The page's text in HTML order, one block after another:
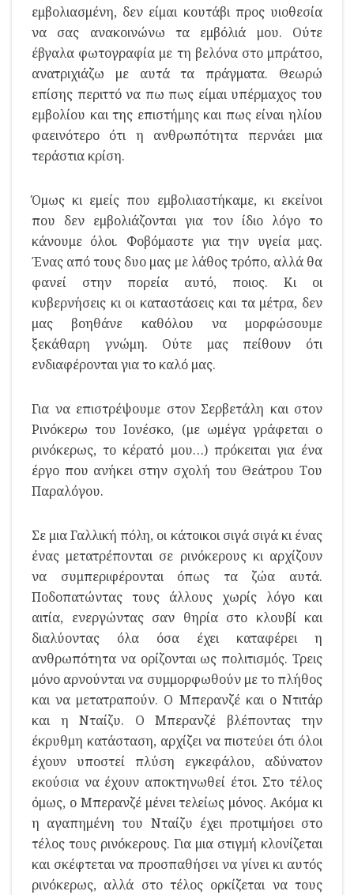
εμβολιασμένη, δεν είμαι κουτάβι προς υιοθεσία
να σας ανακοινώνω τα εμβόλιά μου. Ούτε
έβγαλα φωτογραφία με τη βελόνα στο μπράτσο,
ανατριχιάζω με αυτά τα πράγματα. Θεωρώ
επίσης περιττό να πω πως είμαι υπέρμαχος του
εμβολίου και της επιστήμης και πως είναι ηλίου
φαεινότερο ότι η ανθρωπότητα περνάει μια
τεράστια κρίση.
Όμως κι εμείς που εμβολιαστήκαμε, κι εκείνοι
που δεν εμβολιάζονται για τον ίδιο λόγο το
κάνουμε όλοι. Φοβόμαστε για την υγεία μας.
Ένας από τους δυο μας με λάθος τρόπο, αλλά θα
φανεί στην πορεία αυτό, ποιος. Κι οι
κυβερνήσεις κι οι καταστάσεις και τα μέτρα, δεν
μας βοηθάνε καθόλου να μορφώσουμε
ξεκάθαρη γνώμη. Ούτε μας πείθουν ότι
ενδιαφέρονται για το καλό μας.
Για να επιστρέψουμε στον Σερβετάλη και στον
Ρινόκερω του Ιονέσκο, (με ωμέγα γράφεται ο
ρινόκερως, το κέρατό μου…) πρόκειται για ένα
έργο που ανήκει στην σχολή του Θεάτρου Του
Παραλόγου.
Σε μια Γαλλική πόλη, οι κάτοικοι σιγά σιγά κι ένας
ένας μετατρέπονται σε ρινόκερους κι αρχίζουν
να συμπεριφέρονται όπως τα ζώα αυτά.
Ποδοπατώντας τους άλλους χωρίς λόγο και
αιτία, ενεργώντας σαν θηρία στο κλουβί και
διαλύοντας όλα όσα έχει καταφέρει η
ανθρωπότητα να ορίζονται ως πολιτισμός. Τρεις
μόνο αρνούνται να συμμορφωθούν με το πλήθος
και να μετατραπούν. Ο Μπερανζέ και ο Ντιτάρ
και η Νταίζυ. Ο Μπερανζέ βλέποντας την
έκρυθμη κατάσταση, αρχίζει να πιστεύει ότι όλοι
έχουν υποστεί πλύση εγκεφάλου, αδύνατον
εκούσια να έχουν αποκτηνωθεί έτσι. Στο τέλος
όμως, ο Μπερανζέ μένει τελείως μόνος. Ακόμα κι
η αγαπημένη του Νταίζυ έχει προτιμήσει στο
τέλος τους ρινόκερους. Για μια στιγμή κλονίζεται
και σκέφτεται να προσπαθήσει να γίνει κι αυτός
ρινόκερως, αλλά στο τέλος ορκίζεται να τους